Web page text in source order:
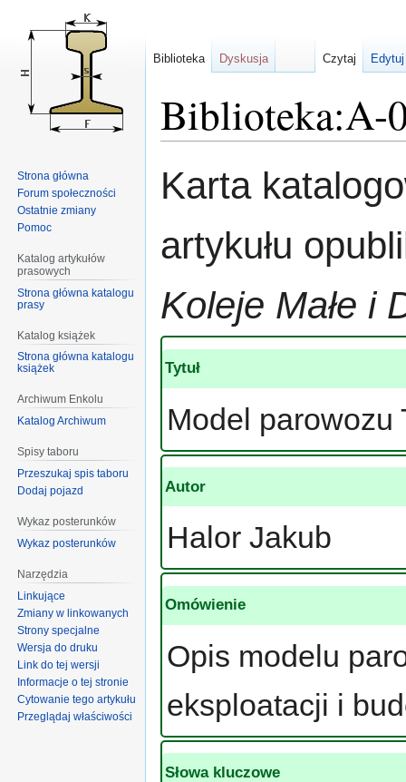
Biblioteka:A-
do
do
Karta
artykułu
Koleje Małe i
Tytuł
Model parowozu
Autor
Halor Jakub
Omówienie
Opis modelu
eksploatacji i
Słowa kluczowe
Biblioteka Dyskusja Czytaj
Strona główna
Forum społeczności
Ostatnie zmiany
Pomoc
Katalog artykułów
prasowych
Strona główna katalogu
prasy
Katalog książek
Strona główna katalogu
książek
Archiwum Enkolu
Katalog Archiwum
Spisy taboru
Przeszukaj spis taboru
Dodaj pojazd
Wykaz posterunków
Wykaz posterunków
Narzędzia
Linkujące
Zmiany w linkowanych
Strony specjalne
Wersja do druku
Link do tej wersji
Informacje o tej stronie
Cytowanie tego artykułu
Przeglądaj właściwości